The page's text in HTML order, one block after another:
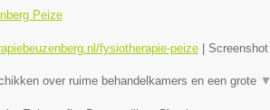
Peize
fysiotherapie-peize| Screenshot
over ruime behandelkamers en een grote ▼